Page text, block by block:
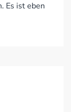
Es ist eben